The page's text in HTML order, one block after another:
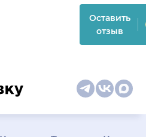
Оставить
отзыв